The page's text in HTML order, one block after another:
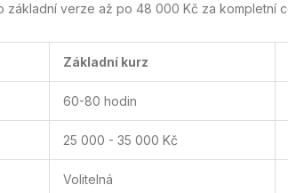
základní verze až po 48 000 Kč za kompletní
Základní kurz
60-80 hodin
25 000 - 35 000 Kč
Volitelná